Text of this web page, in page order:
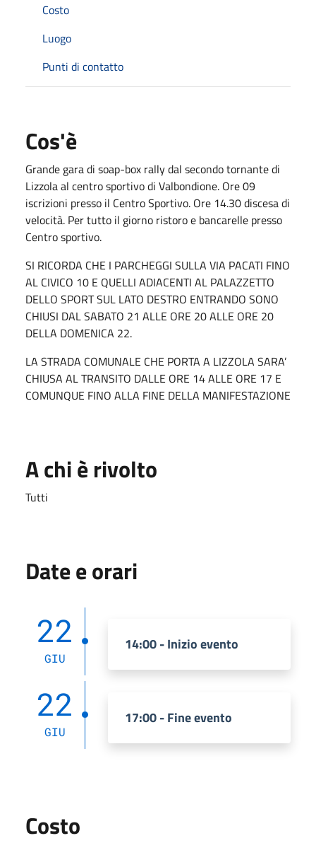
Costo
Luogo
Punti di contatto
Cos'è
Grande gara di soap-box rally dal secondo tornante di
Lizzola al centro sportivo di Valbondione. Ore 09
iscrizioni presso il Centro Sportivo. Ore 14.30 discesa di
velocità. Per tutto il giorno ristoro e bancarelle presso
Centro sportivo.
SI RICORDA CHE I PARCHEGGI SULLA VIA PACATI FINO
AL CIVICO 10 E QUELLI ADIACENTI AL PALAZZETTO
DELLO SPORT SUL LATO DESTRO ENTRANDO SONO
CHIUSI DAL SABATO 21 ALLE ORE 20 ALLE ORE 20
DELLA DOMENICA 22.
LA STRADA COMUNALE CHE PORTA A LIZZOLA SARA’
CHIUSA AL TRANSITO DALLE ORE 14 ALLE ORE 17 E
COMUNQUE FINO ALLA FINE DELLA MANIFESTAZIONE
A chi è rivolto
Tutti
Date e orari
22
GIU
14:00 - Inizio evento
22
GIU
17:00 - Fine evento
Costo